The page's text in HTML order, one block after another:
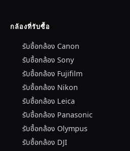
กล้องที่รับซื้อ
รับซื้อกล้อง Canon
รับซื้อกล้อง Sony
รับซื้อกล้อง Fujifilm
รับซื้อกล้อง Nikon
รับซื้อกล้อง Leica
รับซื้อกล้อง Panasonic
รับซื้อกล้อง Olympus
รับซื้อกล้อง DJI